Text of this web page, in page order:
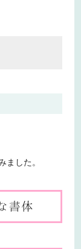
ました。